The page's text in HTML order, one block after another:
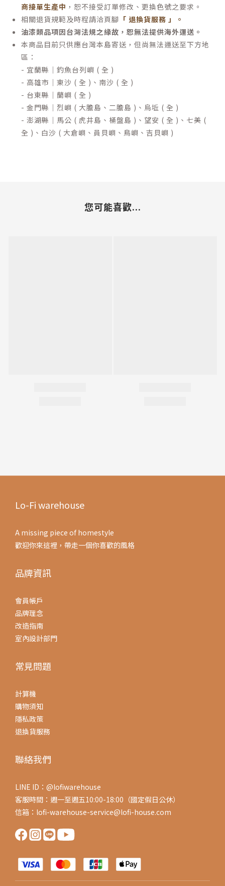
商接單生產中 ，恕不接受訂單修改、更換色號之要求。
相關退貨規範及時程請洽頁腳 「 退換貨服務 」
。
油漆類品項因台灣法規之緣故，恕無法提供海外運送。
本商品目前只供應台灣本島寄送，但尚無法運送至下方地
區：
- 宜蘭縣｜釣魚台列嶼 ( 全 )
- 高雄市｜東沙 ( 全 )、南沙 ( 全 )
- 台東縣｜蘭嶼 ( 全 )
- 金門縣｜烈嶼 ( 大膽島、二膽島 )、烏坵 ( 全 )
- 澎湖縣｜馬公 ( 虎井島、桶盤島 )、望安 ( 全 )、七美 (
全 )、白沙 ( 大倉嶼、員貝嶼、鳥嶼、吉貝嶼 )
您可能喜歡...
Lo-Fi warehouse
A missing piece of homestyle
歡迎你來這裡，帶走一個你喜歡的風格
品牌資訊
會員帳戶
品牌理念
改造指南
室內設計部門
常見問題
計算機
購物須知
隱私政策
退換貨服務
聯絡我們
LINE ID：@lofiwarehouse
客服時間：週一至週五10:00-18:00（國定假日公休）
信箱：lofi-warehouse-service@lofi-house.com